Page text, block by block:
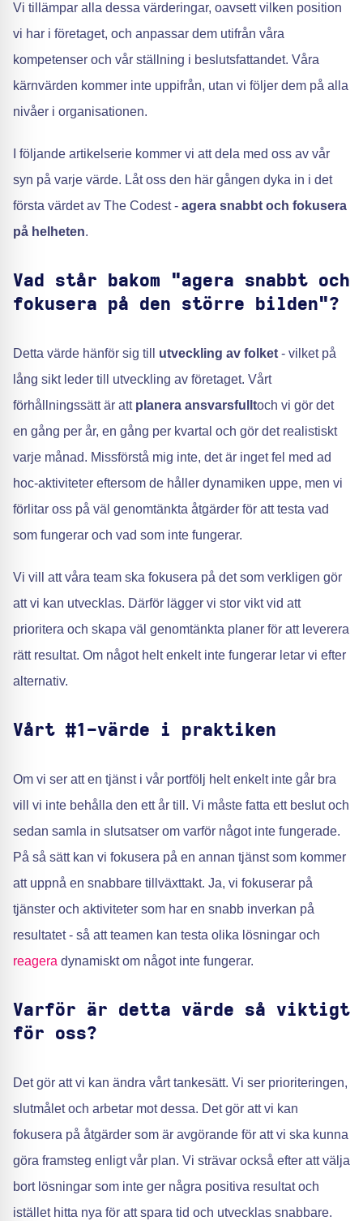
Vi tillämpar alla dessa värderingar, oavsett vilken position
vi har i företaget, och anpassar dem utifrån våra
kompetenser och vår ställning i beslutsfattandet. Våra
kärnvärden kommer inte uppifrån, utan vi följer dem på alla
nivåer i organisationen.
I följande artikelserie kommer vi att dela med oss av vår
syn på varje värde. Låt oss den här gången dyka in i det
första värdet av The Codest - agera snabbt och fokusera
på helheten.
Vad står bakom "agera snabbt och
fokusera på den större bilden"?
Detta värde hänför sig till utveckling av folket - vilket på
lång sikt leder till utveckling av företaget. Vårt
förhållningssätt är att planera ansvarsfulltoch vi gör det
en gång per år, en gång per kvartal och gör det realistiskt
varje månad. Missförstå mig inte, det är inget fel med ad
hoc-aktiviteter eftersom de håller dynamiken uppe, men vi
förlitar oss på väl genomtänkta åtgärder för att testa vad
som fungerar och vad som inte fungerar.
Vi vill att våra team ska fokusera på det som verkligen gör
att vi kan utvecklas. Därför lägger vi stor vikt vid att
prioritera och skapa väl genomtänkta planer för att leverera
rätt resultat. Om något helt enkelt inte fungerar letar vi efter
alternativ.
Vårt #1-värde i praktiken
Om vi ser att en tjänst i vår portfölj helt enkelt inte går bra
vill vi inte behålla den ett år till. Vi måste fatta ett beslut och
sedan samla in slutsatser om varför något inte fungerade.
På så sätt kan vi fokusera på en annan tjänst som kommer
att uppnå en snabbare tillväxttakt. Ja, vi fokuserar på
tjänster och aktiviteter som har en snabb inverkan på
resultatet - så att teamen kan testa olika lösningar och
reagera dynamiskt om något inte fungerar.
Varför är detta värde så viktigt
för oss?
Det gör att vi kan ändra vårt tankesätt. Vi ser prioriteringen,
slutmålet och arbetar mot dessa. Det gör att vi kan
fokusera på åtgärder som är avgörande för att vi ska kunna
göra framsteg enligt vår plan. Vi strävar också efter att välja
bort lösningar som inte ger några positiva resultat och
istället hitta nya för att spara tid och utvecklas snabbare.